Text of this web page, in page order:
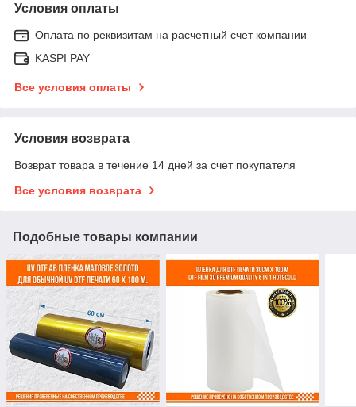
Условия оплаты
Оплата по реквизитам на расчетный счет компании
KASPI PAY
Все условия оплаты
Условия возврата
Возврат товара в течение 14 дней за счет покупателя
Все условия возврата
Подобные товары компании